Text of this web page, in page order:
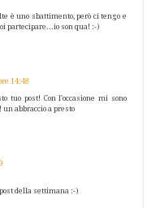
è uno sbattimento, però ci tengo e
partecipare...io son qua! :-)
14:48
tuo post! Con l'occasione mi sono
abbraccio a presto
della settimana :-)